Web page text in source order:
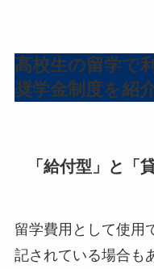
高校生の留学で
奨学金制度を紹
「給付型」と「
留学費用として使用
記されている場合も